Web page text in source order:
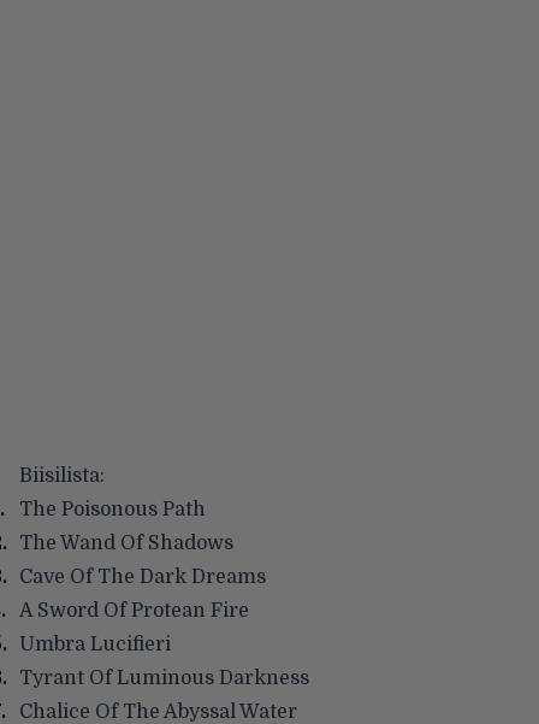
Biisilista:
The Poisonous Path
The Wand Of Shadows
Cave Of The Dark Dreams
A Sword Of Protean Fire
Umbra Lucifieri
Tyrant Of Luminous Darkness
Chalice Of The Abyssal Water